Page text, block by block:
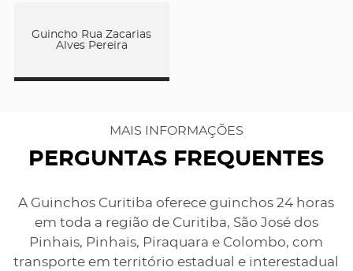
Guincho Rua Zacarias
Alves Pereira
MAIS INFORMAÇÕES
PERGUNTAS FREQUENTES
A Guinchos Curitiba oferece guinchos 24 horas
em toda a região de Curitiba, São José dos
Pinhais, Pinhais, Piraquara e Colombo, com
transporte em território estadual e interestadual